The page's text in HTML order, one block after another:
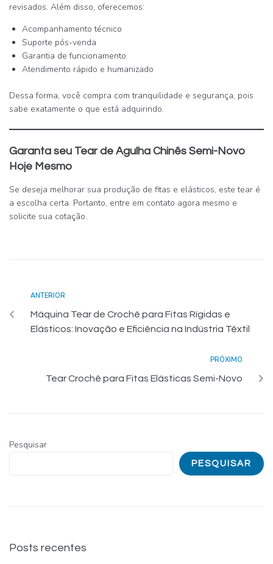
revisados. Além disso, oferecemos:
Acompanhamento técnico
Suporte pós-venda
Garantia de funcionamento
Atendimento rápido e humanizado
Dessa forma, você compra com tranquilidade e segurança, pois
sabe exatamente o que está adquirindo.
Garanta seu Tear de Agulha Chinês Semi-Novo
Hoje Mesmo
Se deseja melhorar sua produção de fitas e elásticos, este tear é
a escolha certa. Portanto, entre em contato agora mesmo e
solicite sua cotação.
ANTERIOR
Máquina Tear de Crochê para Fitas Rígidas e
Elásticos: Inovação e Eficiência na Indústria Têxtil
PRÓXIMO
Tear Crochê para Fitas Elásticas Semi-Novo
Pesquisar
PESQUISAR
Posts recentes